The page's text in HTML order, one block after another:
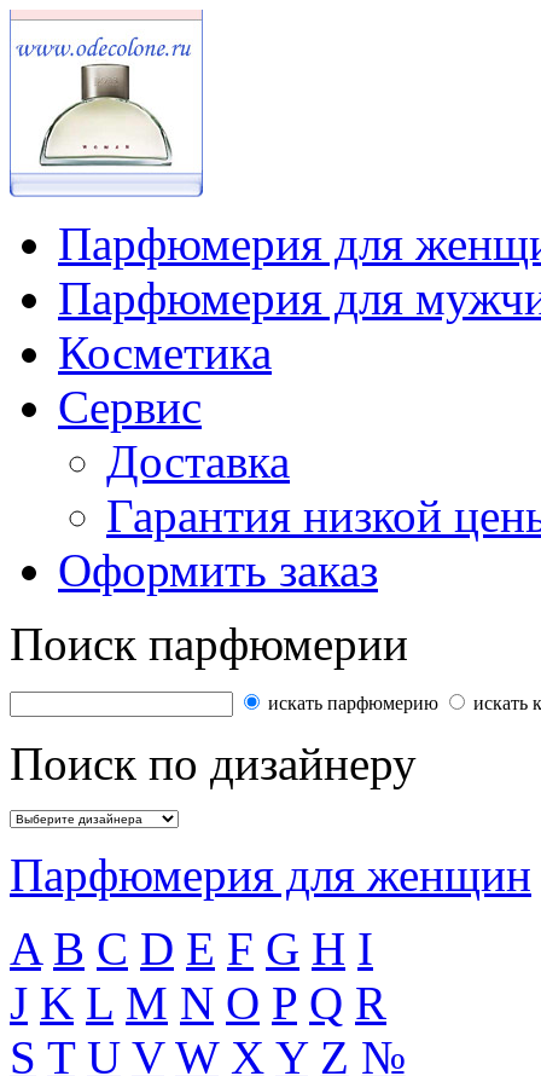
Парфюмерия для
Парфюмерия для
Косметика
Сервис
Доставка
Гарантия низкой
Оформить заказ
Поиск парфюмерии
искать парфюмерию искать
Поиск по дизайнеру
Парфюмерия для женщин
A B C D E F G H I
J K L M N O P Q R
S T U V W X Y Z №